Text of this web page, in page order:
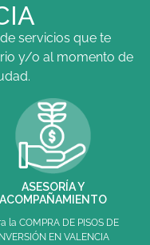
servicios que te
y/o al momento de
ASESORÍA Y
ACOMPAÑAMIENTO
la COMPRA DE PISOS DE
EN VALENCIA